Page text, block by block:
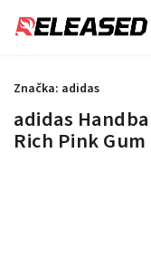
adidas
Rich Pink Gum
Značka: adidas